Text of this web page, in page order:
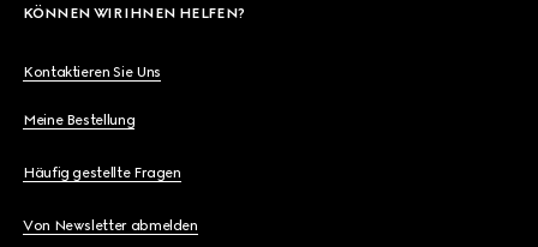
KÖNNEN WIR IHNEN HELFEN?
Kontaktieren Sie Uns
Meine Bestellung
Häufig gestellte Fragen
Von Newsletter abmelden